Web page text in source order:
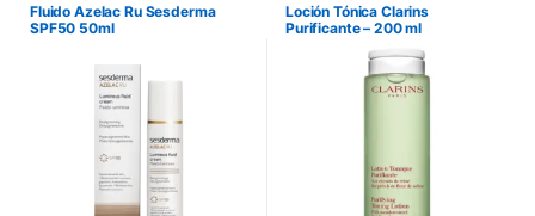
Fluido Azelac Ru Sesderma
SPF50 50ml
Loción Tónica Clarins
Purificante – 200 ml